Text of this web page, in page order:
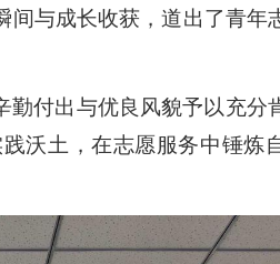
与成长收获，道出了青年
付出与优良风貌予以充分
沃土，在志愿服务中锤炼